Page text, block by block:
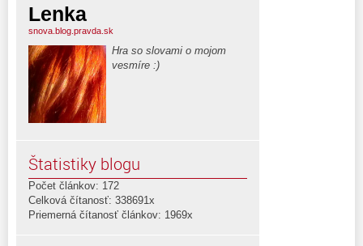
Lenka
snova.blog.pravda.sk
Hra so slovami o mojom
vesmíre :)
Štatistiky blogu
Počet článkov: 172
Celková čítanosť: 338691x
Priemerná čítanosť článkov: 1969x